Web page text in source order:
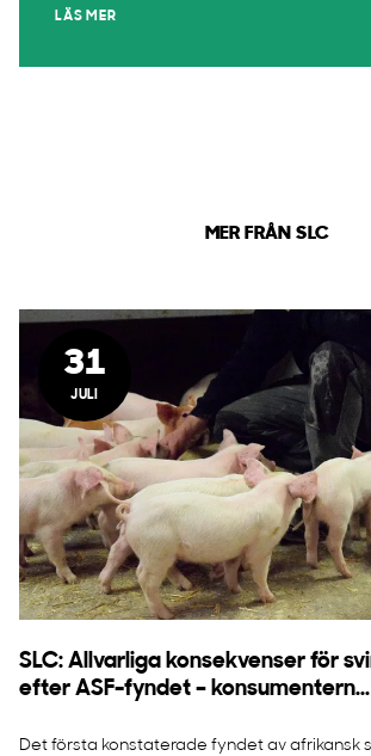
LÄS MER
MER FRÅN SLC
31
JULI
SLC: Allvarliga konsekvenser för
efter ASF-fyndet – konsumentern...
Det första konstaterade fyndet av afrikansk